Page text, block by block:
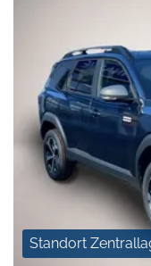
Standort